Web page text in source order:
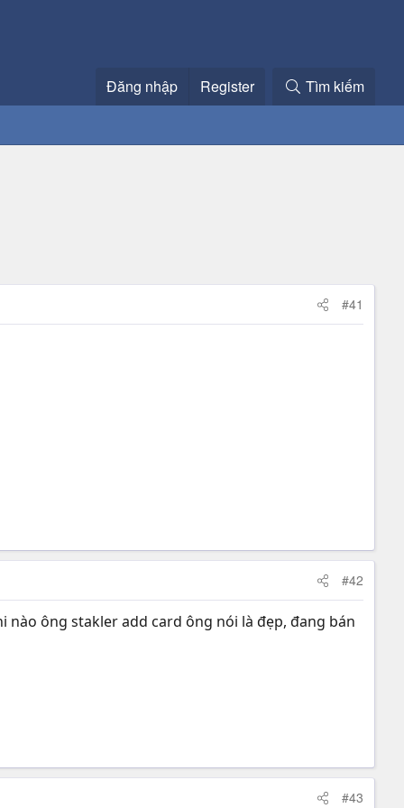
Đăng nhập Register Tìm kiếm
#41
#42
ông stakler add card ông nói là đẹp, đang bán
#43